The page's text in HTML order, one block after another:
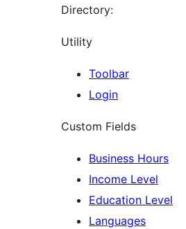
Directory:
Utility
Toolbar
Login
Custom Fields
Business Hours
Income Level
Education Level
Languages